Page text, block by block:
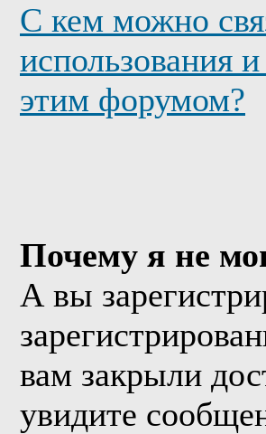
С кем можно
использования
этим форумом?
Почему я не
А вы
вам закрыли
увидите